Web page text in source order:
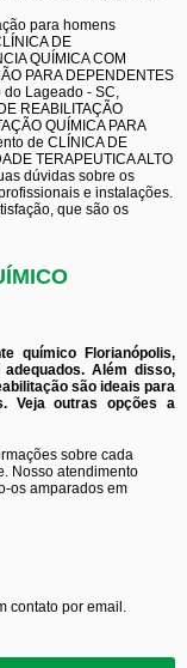
para homens
DE
QUÍMICA COM
PARA DEPENDENTES
do Lageado - SC,
REABILITAÇÃO
QUÍMICA PARA
de CLÍNICA DE
TERAPEUTICA ALTO
dúvidas sobre os
e instalações.
que são os
químico Florianópolis,
Além disso,
são ideais para
Veja outras opções a
sobre cada
Nosso atendimento
os amparados em
contato por email.